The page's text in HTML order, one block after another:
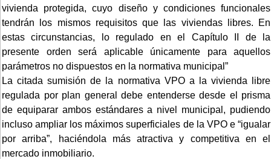
vivienda protegida, cuyo diseño y condiciones funcionales
tendrán los mismos requisitos que las viviendas libres. En
estas circunstancias, lo regulado en el Capítulo II de la
presente orden será aplicable únicamente para aquellos
parámetros no dispuestos en la normativa municipal”
La citada sumisión de la normativa VPO a la vivienda libre
regulada por plan general debe entenderse desde el prisma
de equiparar ambos estándares a nivel municipal, pudiendo
incluso ampliar los máximos superficiales de la VPO e “igualar
por arriba”, haciéndola más atractiva y competitiva en el
mercado inmobiliario.